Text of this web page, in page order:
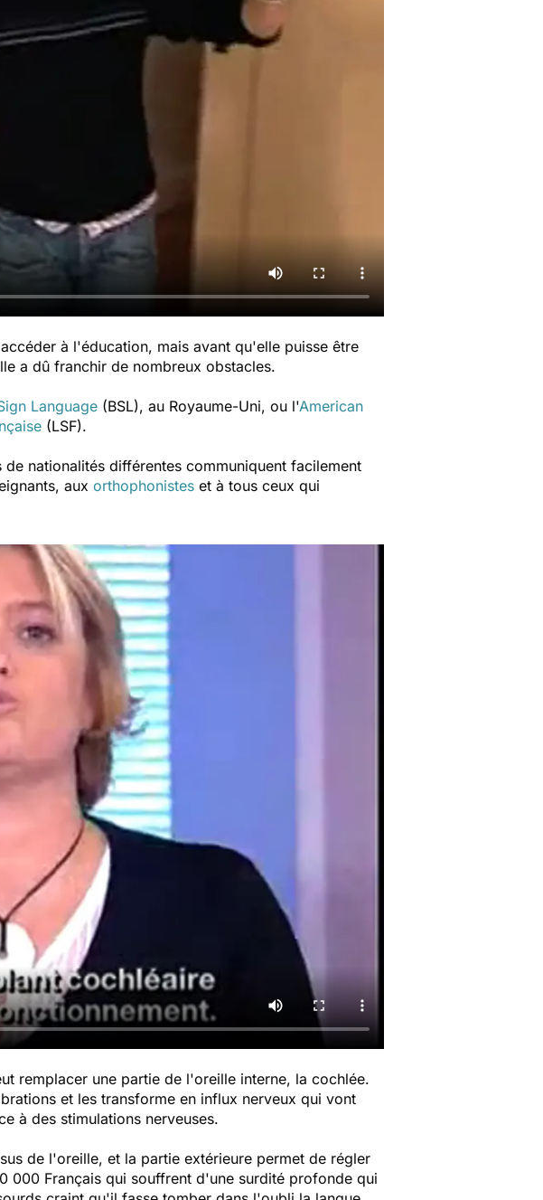
à l'éducation, mais avant qu'elle puisse être
a dû franchir de nombreux obstacles.
Language (BSL), au Royaume-Uni, ou l'American
(LSF).
de nationalités différentes communiquent facilement
aux orthophonistes et à tous ceux qui
remplacer une partie de l'oreille interne, la cochlée.
et les transforme en influx nerveux qui vont
à des stimulations nerveuses.
de l'oreille, et la partie extérieure permet de régler
000 Français qui souffrent d'une surdité profonde qui